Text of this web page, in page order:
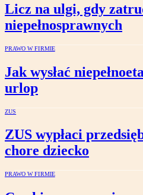
Licz na ulgi, gdy
niepełnosprawnych
PRAWO W FIRMIE
Jak wysłać
urlop
ZUS
ZUS wypłaci
chore dziecko
PRAWO W FIRMIE